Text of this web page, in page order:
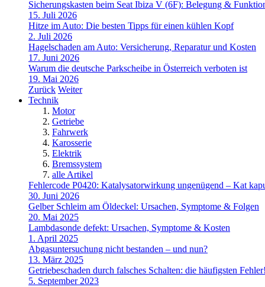
Sicherungskasten beim Seat Ibiza V (6F): Belegung &
15. Juli 2026
Hitze im Auto: Die besten Tipps für einen kühlen Kopf
2. Juli 2026
Hagelschaden am Auto: Versicherung, Reparatur und Kosten
17. Juni 2026
Warum die deutsche Parkscheibe in Österreich verboten ist
19. Mai 2026
Zurück Weiter
Technik
Motor
Getriebe
Fahrwerk
Karosserie
Elektrik
Bremssystem
alle Artikel
Fehlercode P0420: Katalysatorwirkung ungenügend – Kat
30. Juni 2026
Gelber Schleim am Öldeckel: Ursachen, Symptome & Folgen
20. Mai 2025
Lambdasonde defekt: Ursachen, Symptome & Kosten
1. April 2025
Abgasuntersuchung nicht bestanden – und nun?
13. März 2025
Getriebeschaden durch falsches Schalten: die häufigsten Fehler!
5. September 2023